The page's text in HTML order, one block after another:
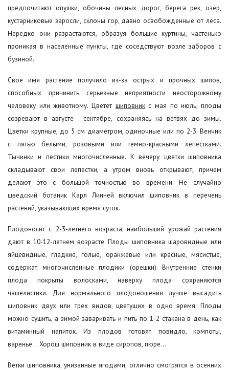
предпочитают опушки, обочины лесных дорог, берега рек, озер,
кустарниковые заросли, склоны гор, давно освобожденные от леса.
Нередко они разрастаются, образуя большие куртины, частенько
проникая в населенные пункты, где соседствуют возле заборов с
бузиной.
Свое имя растение получило из-за острых и прочных шипов,
способных причинить серьезные неприятности неосторожному
человеку или животному. Цветет шиповникс мая по июль, плоды
созревают в августе - сентябре, сохраняясь на ветвях до зимы.
Цветки крупные, до 5 см диаметром, одиночные или по 2-3. Венчик
с пятью белыми, розовыми или темно-красными лепестками.
Тычинки и пестики многочисленные. К вечеру цветки шиповника
складывают свои лепестки, а утром вновь открывают, причем
делают это с большой точностью во времени. Не случайно
шведский ботаник Карл Линней включил шиповник в перечень
растений, указывающих время суток.
Плодоносит с 2-3-летнего возраста, наибольший урожай растения
дают в 10-12-летнем возрасте. Плоды шиповника шаровидные или
яйцевидные, гладкие, голые, оранжевые или красные, мясистые,
содержат многочисленные плодики (орешки). Внутренние стенки
плода покрыты волосками, наверху плода сохраняются
чашелистики. Для нормального плодоношения лучше высадить
шиповник двух или трех видов, цветущих в одно время. Плоды
можно сушить, а зимой заваривать и пить по 1-2 стакана в день, как
витаминный напиток. Из плодов готовят повидло, компоты,
варенье… Хорош шиповник в виде сиропов, пюре…
Ветки шиповника, унизанные ягодами, отлично смотрятся в осенних